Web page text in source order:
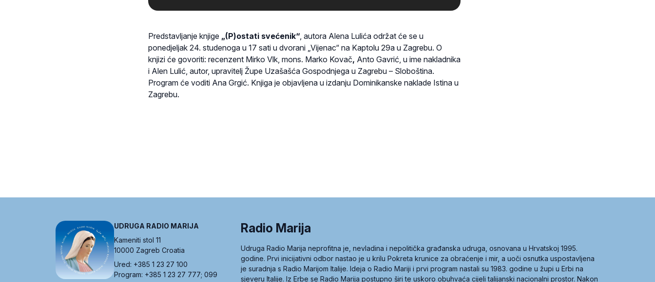
Predstavljanje knjige „(P)ostati svećenik“ , autora Alena Lulića održat će se u
ponedjeljak 24. studenoga u 17 sati u dvorani „Vijenac“ na Kaptolu 29a u Zagrebu. O
knjizi će govoriti: recenzent Mirko Vlk, mons. Marko Kovač, Anto Gavrić, u ime nakladnika
i Alen Lulić, autor, upravitelj Župe Uzašašća Gospodnjega u Zagrebu – Sloboština.
Program će voditi Ana Grgić. Knjiga je objavljena u izdanju Dominikanske naklade Istina u
Zagrebu.
UDRUGA RADIO MARIJA
Kameniti stol 11
10000 Zagreb Croatia
Ured: +385 1 23 27 100
Program: +385 1 23 27 777; 099
Radio Marija
Udruga Radio Marija neprofitna je, nevladina i nepolitička građanska udruga, osnovana u Hrvatskoj 1995.
godine. Prvi inicijativni odbor nastao je u krilu Pokreta krunice za obraćenje i mir, a uoči osnutka uspostavljena
je suradnja s Radio Marijom Italije. Ideja o Radio Mariji i prvi program nastali su 1983. godine u župi u Erbi na
sjeveru Italije. Iz Erbe se Radio Marija postupno širi te uskoro obuhvaća cijeli talijanski nacionalni prostor. Nakon